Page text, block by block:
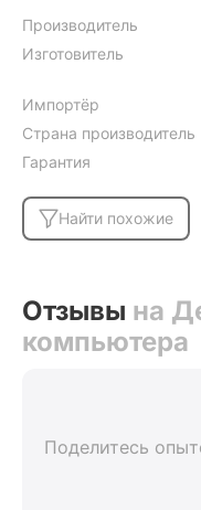
Производитель
Изготовитель
Импортёр
Страна производитель
Гарантия
Найти похожие
Отзывы на
компьютера
Поделитесь